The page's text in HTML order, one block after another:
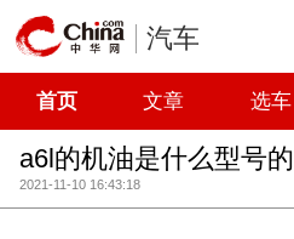
汽车
首页 文章 选车
a6l的机油是什么型号的
2021-11-10 16:43:18